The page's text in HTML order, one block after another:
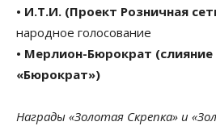
• И.Т.И. (Проект Розничная
народное голосование
• Мерлион-Бюрократ (слияние
«Бюрократ»)
Награды «Золотая Скрепка» и